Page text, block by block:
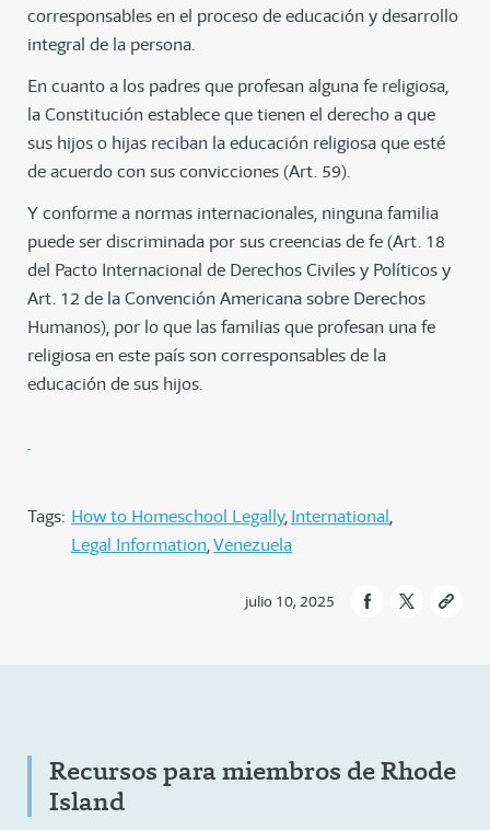
corresponsables en el proceso de educación y desarrollo
integral de la persona.
En cuanto a los padres que profesan alguna fe religiosa,
la Constitución establece que tienen el derecho a que
sus hijos o hijas reciban la educación religiosa que esté
de acuerdo con sus convicciones (Art. 59).
Y conforme a normas internacionales, ninguna familia
puede ser discriminada por sus creencias de fe (Art. 18
del Pacto Internacional de Derechos Civiles y Políticos y
Art. 12 de la Convención Americana sobre Derechos
Humanos), por lo que las familias que profesan una fe
religiosa en este país son corresponsables de la
educación de sus hijos.
Tags: How to Homeschool Legally International
Legal Information Venezuela
julio 10, 2025
Recursos para miembros de Rhode
Island